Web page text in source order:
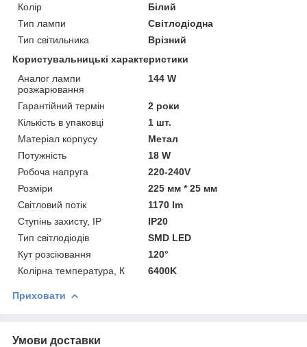
Колір
Білий
Тип лампи
Світлодіодна
Тип світильника
Врізний
Користувальницькі характеристики
Аналог лампи
розжарювання
144 W
Гарантійний термін
2 роки
Кількість в упаковці
1 шт.
Матеріал корпусу
Метал
Потужність
18 W
Робоча напруга
220-240V
Розміри
225 мм * 25 мм
Світловий потік
1170 lm
Ступінь захисту, IP
IP20
Тип світлодіодів
SMD LED
Кут розсіювання
120°
Колірна температура, К
6400K
Приховати
Умови доставки